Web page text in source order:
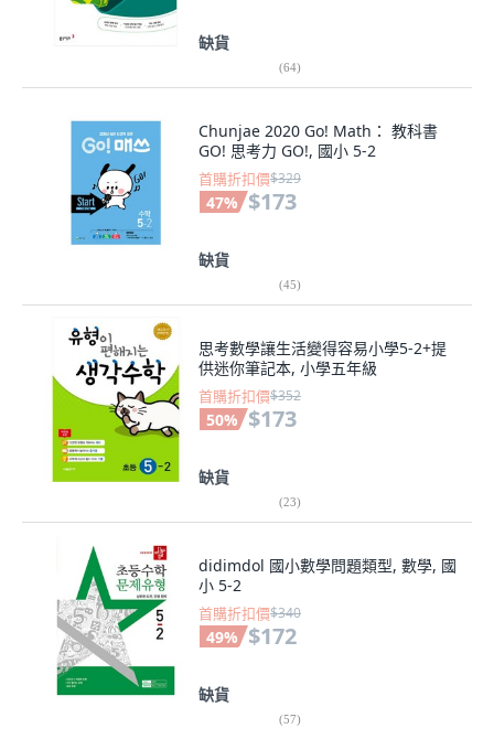
缺貨
(64)
Chunjae 2020 Go! Math： 教科書
GO! 思考力 GO!, 國小 5-2
首購折扣價$329
47% $173
缺貨
(45)
思考數學讓生活變得容易小學5-2+提
供迷你筆記本, 小學五年級
首購折扣價$352
50% $173
缺貨
(23)
didimdol 國小數學問題類型, 數學, 國
小 5-2
首購折扣價$340
49% $172
缺貨
(57)